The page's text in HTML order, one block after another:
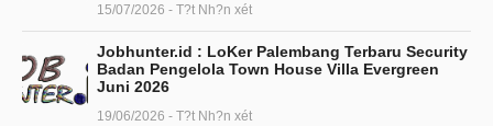
15/07/2026 - T?t Nh?n xét
Jobhunter.id : LoKer Palembang Terbaru Security
Badan Pengelola Town House Villa Evergreen
Juni 2026
19/06/2026 - T?t Nh?n xét